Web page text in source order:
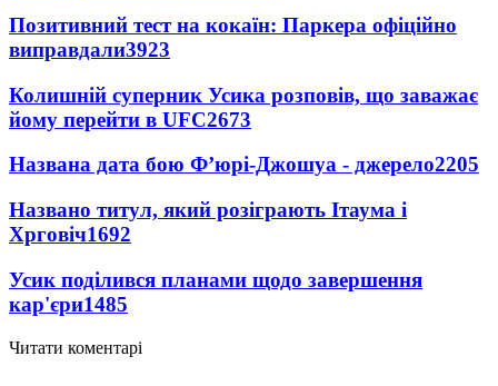
Позитивний тест на кокаїн: Паркера офіційно
виправдали3923
Колишній суперник Усика розповів, що заважає
йому перейти в UFC2673
Названа дата бою Ф’юрі-Джошуа - джерело2205
Названо титул, який розіграють Ітаума і
Хрговіч1692
Усик поділився планами щодо завершення
кар'єри1485
Читати коментарі